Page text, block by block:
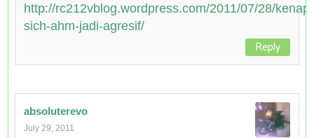
http://rc212vblog.wordpress.com/2011/07/28/
sich-ahm-jadi-agresif/
Reply
absoluterevo
July 29, 2011